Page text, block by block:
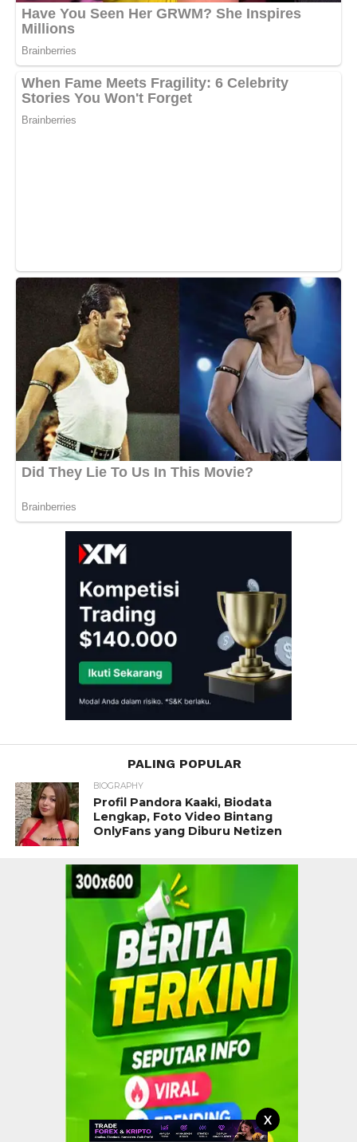
X
PALING POPULAR
BIOGRAPHY
Profil Pandora Kaaki, Biodata
Lengkap, Foto Video Bintang
OnlyFans yang Diburu Netizen